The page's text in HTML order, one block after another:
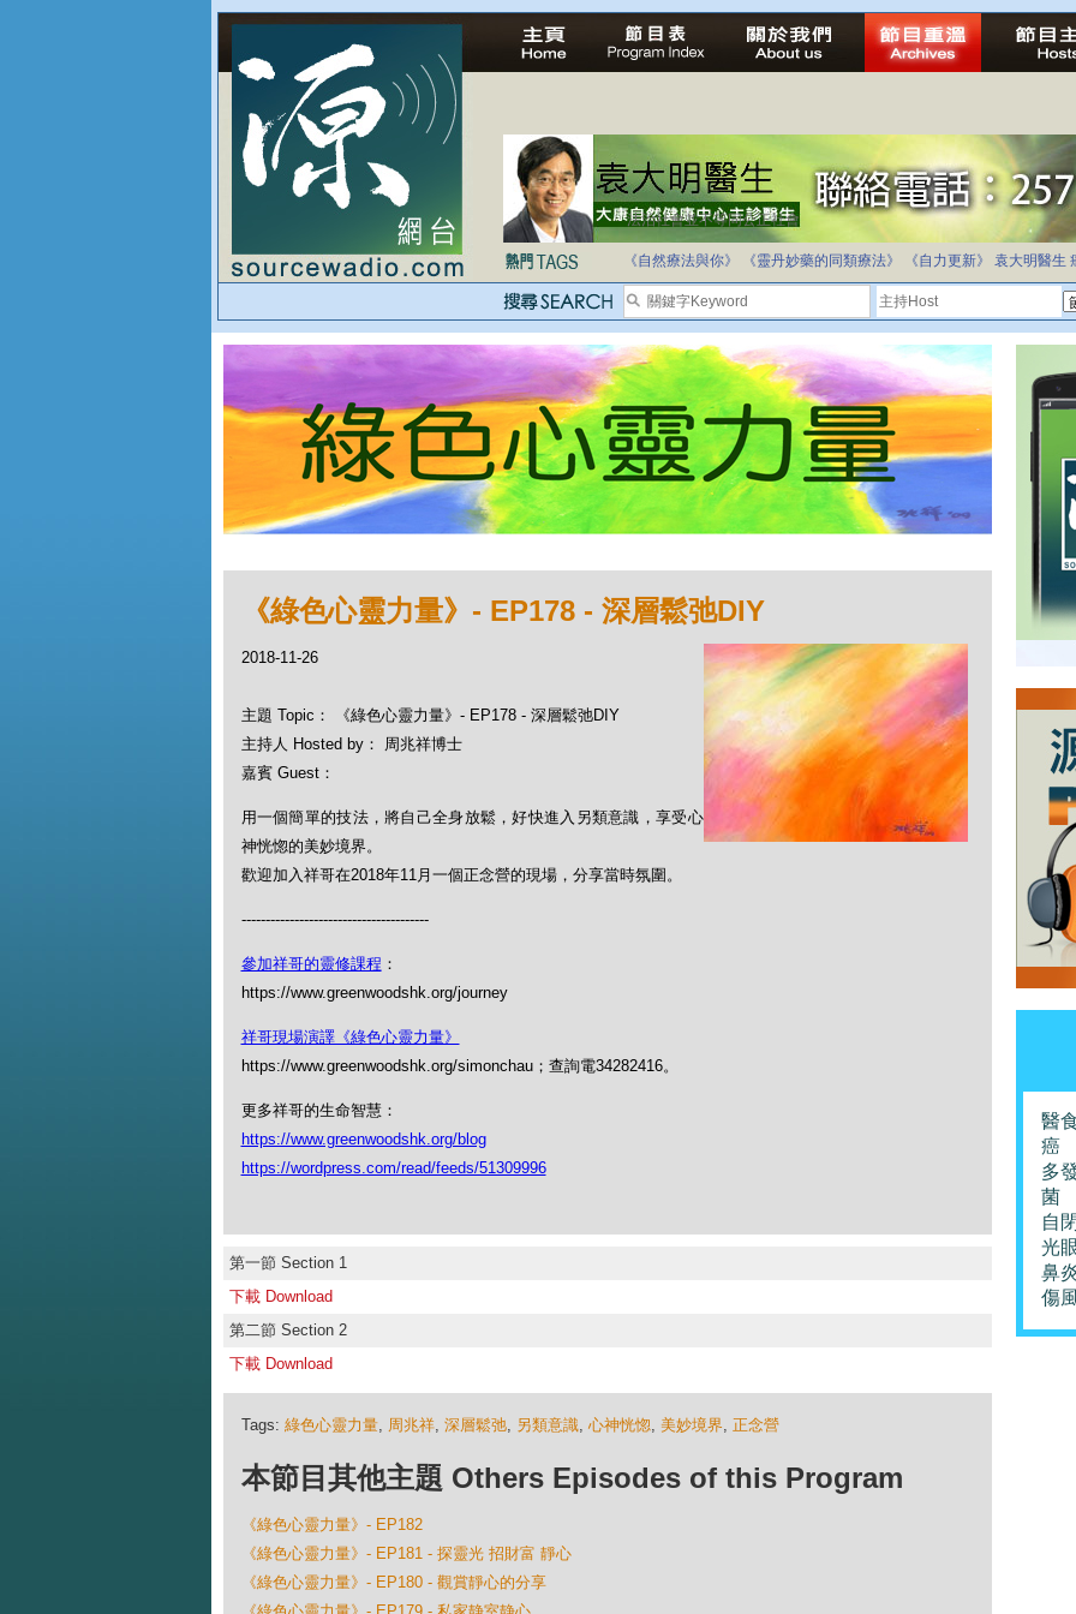
法治社會並不等同公正社會
自家教育合法化-推動多元化教育，全民學卷制
《自然療法與你》
《靈丹妙藥的同類療法》 《自力更新》 袁大明醫生
《綠色心靈力量》- EP178 - 深層鬆弛DIY
2018-11-26
主題 Topic： 《綠色心靈力量》- EP178 - 深層鬆弛DIY
主持人 Hosted by： 周兆祥博士
嘉賓 Guest：
用一個簡單的技法，將自己全身放鬆，好快進入另類意識，享受心
神恍惚的美妙境界。
歡迎加入祥哥在2018年11月一個正念營的現場，分享當時氛圍。
---------------------------------------
參加祥哥的靈修課程 ：
https://www.greenwoodshk.org/journey
祥哥現場演譯《綠色心靈力量》
https://www.greenwoodshk.org/simonchau；查詢電34282416。
更多祥哥的生命智慧：
https://www.greenwoodshk.org/blog
https://wordpress.com/read/feeds/51309996
第一節 Section 1
下載 Download
第二節 Section 2
下載 Download
Tags: 綠色心靈力量, 周兆祥, 深層鬆弛, 另類意識, 心神恍惚, 美妙境界, 正念營
本節目其他主題 Others Episodes of this Program
《綠色心靈力量》- EP182
《綠色心靈力量》- EP181 - 探靈光 招財富 靜心
《綠色心靈力量》- EP180 - 觀賞靜心的分享
醫
癌
多
菌
自
光
鼻
傷